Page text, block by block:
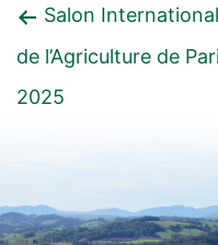
Navigation
de
l’article
Article
précédent
:
Salon International
de l’Agriculture de
2025